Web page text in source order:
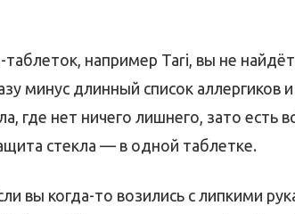
таблеток, например Tari, вы не
минус длинный список аллергиков
где нет ничего лишнего, зато есть
стекла — в одной таблетке.
вы когда-то возились с липкими